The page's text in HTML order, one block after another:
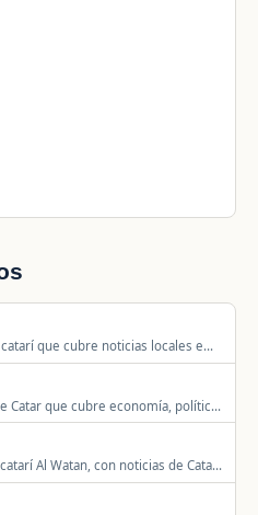
que cubre noticias locales e
economía y política.
Catar que cubre economía, política,
y el mundo.
Al Watan, con noticias de Catar